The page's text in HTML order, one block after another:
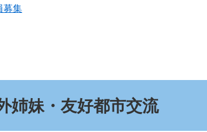
募集
姉妹・友好都市交流